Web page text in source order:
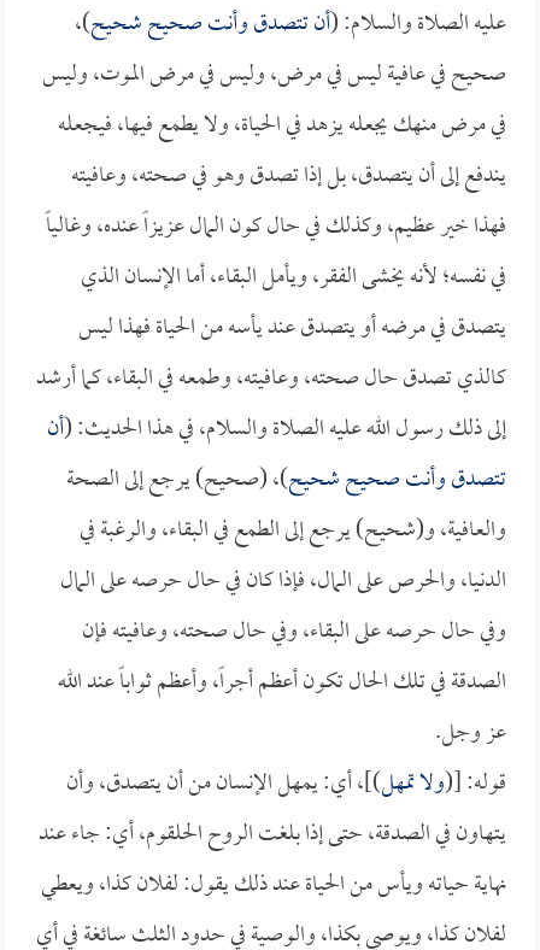
عليه الصلاة والسلام: (أن تتصدق وأنت صحيح شحيح)،
صحيح في عافية ليس في مرض، وليس في مرض الموت، وليس
في مرض منهك يجعله يزهد في الحياة، ولا يطمع فيها، فيجعله
يندفع إلى أن يتصدق، بل إذا تصدق وهو في صحته، وعافيته
فهذا خير عظيم، وكذلك في حال كون المال عزيزاً عنده، وغالياً
في نفسه؛ لأنه يخشى الفقر، ويأمل البقاء، أما الإنسان الذي
يتصدق في مرضه أو يتصدق عند يأسه من الحياة فهذا ليس
كالذي تصدق حال صحته، وعافيته، وطمعه في البقاء، كما أرشد
إلى ذلك رسول الله عليه الصلاة والسلام، في هذا الحديث: (أن
تتصدق وأنت صحيح شحيح)، (صحيح) يرجع إلى الصحة
والعافية، و(شحيح) يرجع إلى الطمع في البقاء، والرغبة في
الدنيا، والحرص على المال، فإذا كان في حال حرصه على المال
وفي حال حرصه على البقاء، وفي حال صحته، وعافيته فإن
الصدقة في تلك الحال تكون أعظم أجراً، وأعظم ثواباً عند الله
عز وجل.
قوله: [(ولا تمهل)]، أي: يمهل الإنسان من أن يتصدق، وأن
يتهاون في الصدقة، حتى إذا بلغت الروح الحلقوم، أي: جاء عند
نهاية حياته ويأس من الحياة عند ذلك يقول: لفلان كذا، ويعطي
لفلان كذا، ويوصي بكذا، والوصية في حدود الثلث سائغة في أي